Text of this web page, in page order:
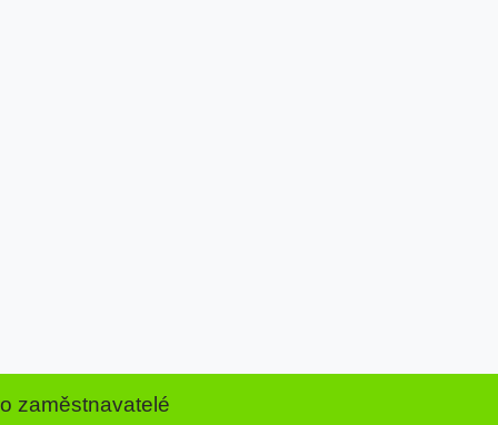
zaměstnavatelé